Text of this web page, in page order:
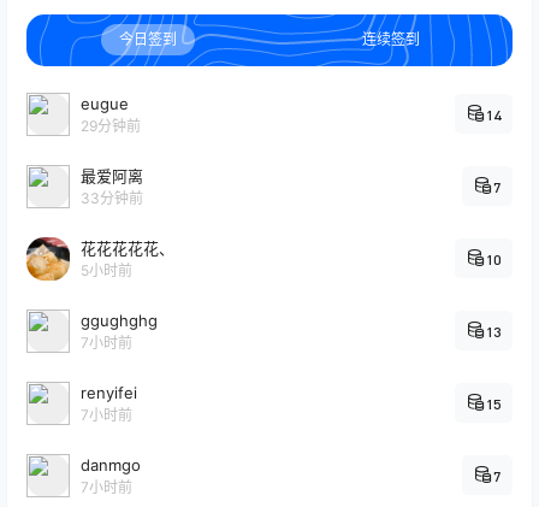
今日签到 连续签到
eugue
29分钟前
14
最爱阿离
33分钟前
7
花花花花花、
5小时前
10
ggughghg
7小时前
13
renyifei
7小时前
15
danmgo
7小时前
7